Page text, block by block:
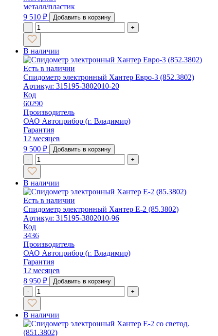
металл/пластик
9 510 ₽
Добавить в корзину
-
+
В наличии
Есть в наличии
Спидометр электронный Хантер Евро-3 (852.3802)
Артикул: 315195-3802010-20
Код
60290
Производитель
ОАО Автоприбор (г. Владимир)
Гарантия
12 месяцев
9 500 ₽
Добавить в корзину
-
+
В наличии
Есть в наличии
Спидометр электронный Хантер Е-2 (85.3802)
Артикул: 315195-3802010-96
Код
3436
Производитель
ОАО Автоприбор (г. Владимир)
Гарантия
12 месяцев
8 950 ₽
Добавить в корзину
-
+
В наличии